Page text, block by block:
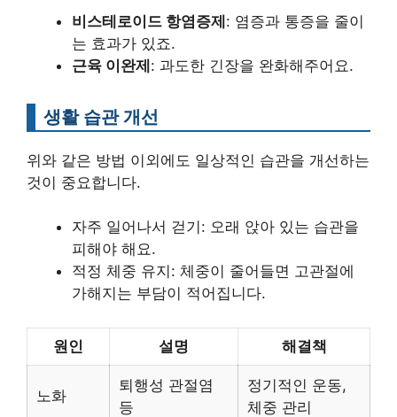
비스테로이드 항염증제: 염증과 통증을 줄이
는 효과가 있죠.
근육 이완제: 과도한 긴장을 완화해주어요.
생활 습관 개선
위와 같은 방법 이외에도 일상적인 습관을 개선하는
것이 중요합니다.
자주 일어나서 걷기: 오래 앉아 있는 습관을
피해야 해요.
적정 체중 유지: 체중이 줄어들면 고관절에
가해지는 부담이 적어집니다.
원인 설명 해결책
노화
퇴행성 관절염
등
정기적인 운동,
체중 관리